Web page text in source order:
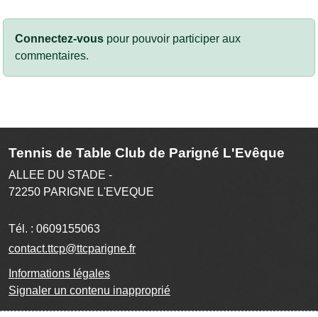
Connectez-vous pour pouvoir participer aux
commentaires.
Tennis de Table Club de Parigné L'Evêque
ALLEE DU STADE -
72250 PARIGNE L'EVEQUE
Tél. : 0609155063
contact.ttcp@ttcparigne.fr
Informations légales
Signaler un contenu inapproprié